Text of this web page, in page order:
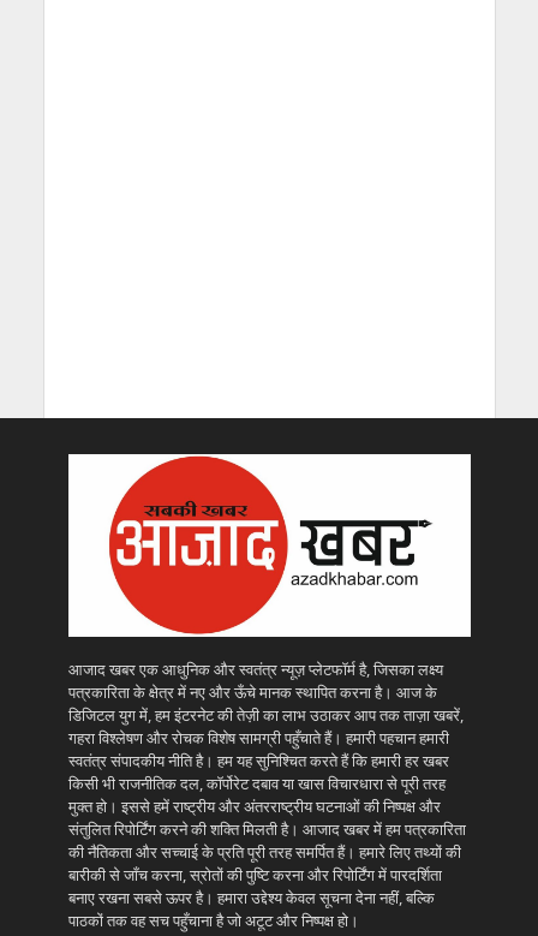
आजाद खबर एक आधुनिक और स्वतंत्र न्यूज़ प्लेटफॉर्म है, जिसका लक्ष्य
पत्रकारिता के क्षेत्र में नए और ऊँचे मानक स्थापित करना है। आज के
डिजिटल युग में, हम इंटरनेट की तेज़ी का लाभ उठाकर आप तक ताज़ा खबरें,
गहरा विश्लेषण और रोचक विशेष सामग्री पहुँचाते हैं। हमारी पहचान हमारी
स्वतंत्र संपादकीय नीति है। हम यह सुनिश्चित करते हैं कि हमारी हर खबर
किसी भी राजनीतिक दल, कॉर्पोरेट दबाव या खास विचारधारा से पूरी तरह
मुक्त हो। इससे हमें राष्ट्रीय और अंतरराष्ट्रीय घटनाओं की निष्पक्ष और
संतुलित रिपोर्टिंग करने की शक्ति मिलती है। आजाद खबर में हम पत्रकारिता
की नैतिकता और सच्चाई के प्रति पूरी तरह समर्पित हैं। हमारे लिए तथ्यों की
बारीकी से जाँच करना, स्रोतों की पुष्टि करना और रिपोर्टिंग में पारदर्शिता
बनाए रखना सबसे ऊपर है। हमारा उद्देश्य केवल सूचना देना नहीं, बल्कि
पाठकों तक वह सच पहुँचाना है जो अटूट और निष्पक्ष हो।